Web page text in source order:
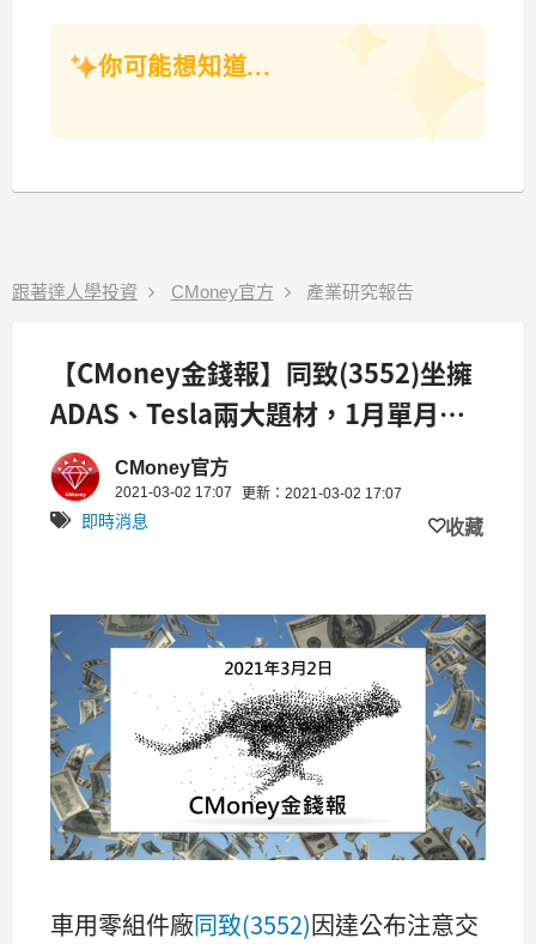
你可能想知道...
跟著達人學投資 CMoney官方 產業研究報告
【CMoney金錢報】同致(3552)坐擁
ADAS、Tesla兩大題材，1月單月
EPS達1.18元
CMoney官方
2021-03-02 17:07 更新：2021-03-02 17:07
即時消息 收藏
車用零組件廠同致(3552)因達公布注意交